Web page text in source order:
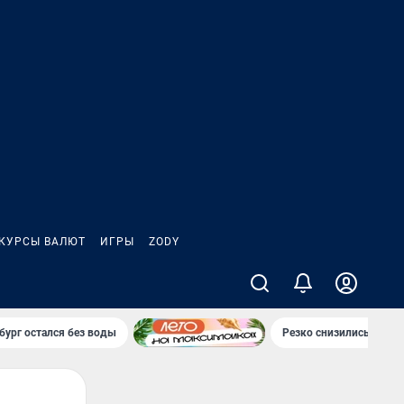
ВАЛЮТ ИГРЫ ZODY
остался без воды Резко снизились цены